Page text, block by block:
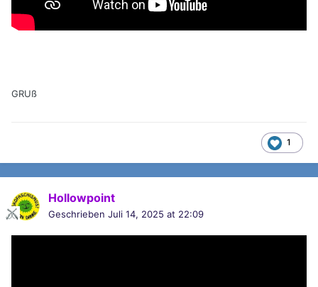
GRUß
1
Hollowpoint
Geschrieben Juli 14, 2025 at 22:09